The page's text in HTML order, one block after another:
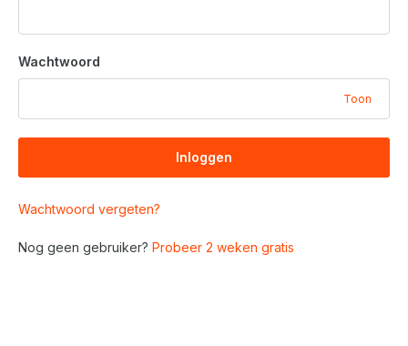
o
m
e
a
g
n
a
Wachtwoord
Toon
Inloggen
Wachtwoord vergeten?
Nog geen gebruiker? Probeer 2 weken gratis